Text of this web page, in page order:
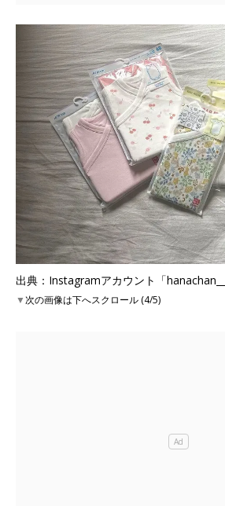
出典：Instagramアカウント「
▼次の画像は下へスクロール (4/5)